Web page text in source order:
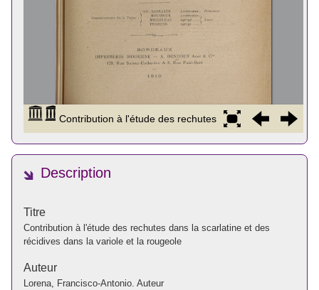
Description
Titre
Contribution à l'étude des rechutes dans la scarlatine et des
récidives dans la variole et la rougeole
Auteur
Lorena, Francisco-Antonio. Auteur